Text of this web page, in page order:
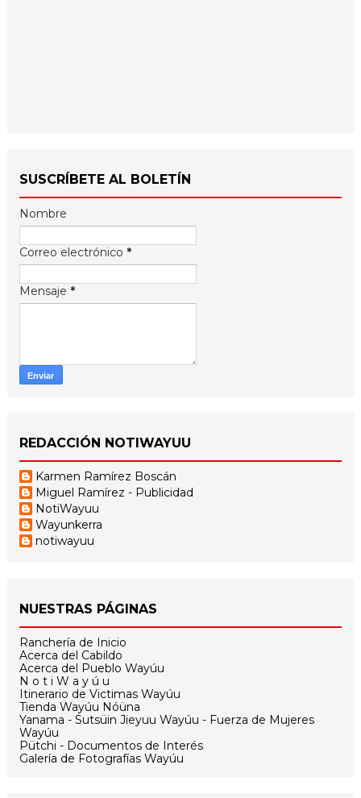
SUSCRÍBETE AL BOLETÍN
Nombre
Correo electrónico *
Mensaje *
REDACCIÓN NOTIWAYUU
Karmen Ramírez Boscán
Miguel Ramírez - Publicidad
NotiWayuu
Wayunkerra
notiwayuu
NUESTRAS PÁGINAS
Ranchería de Inicio
Acerca del Cabildo
Acerca del Pueblo Wayúu
N o t i W a y ú u
Itinerario de Victimas Wayúu
Tienda Wayúu Nóüna
Yanama - Sutsüin Jieyuu Wayúu - Fuerza de Mujeres
Wayúu
Pütchi - Documentos de Interés
Galería de Fotografías Wayúu